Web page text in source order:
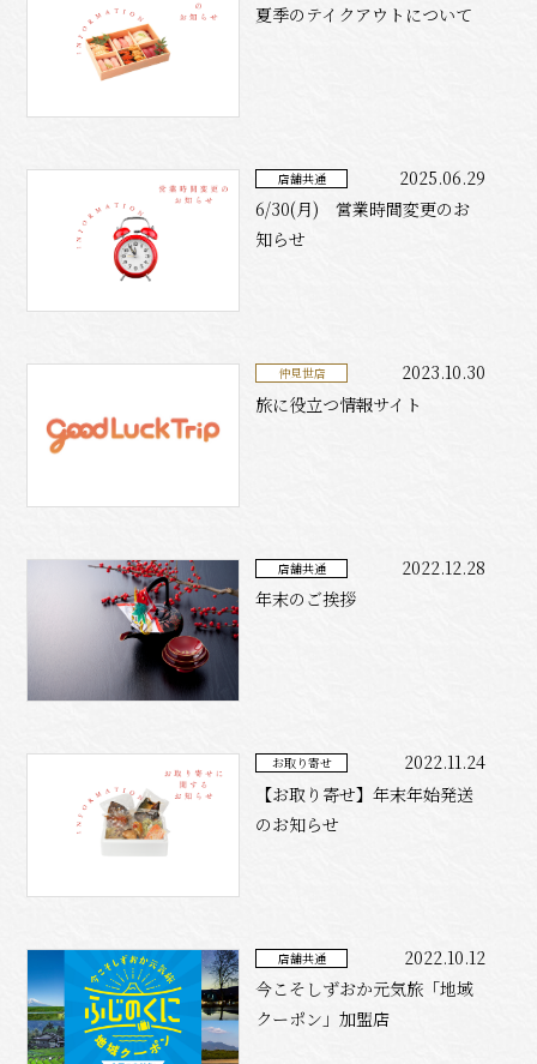
夏季のテイクアウトについて
店舗共通
2025.06.29
6/30(月) 営業時間変更のお
知らせ
仲見世店
2023.10.30
旅に役立つ情報サイト
店舗共通
2022.12.28
年末のご挨拶
お取り寄せ
2022.11.24
【お取り寄せ】年末年始発送
のお知らせ
店舗共通
2022.10.12
今こそしずおか元気旅「地域
クーポン」加盟店